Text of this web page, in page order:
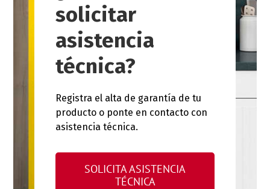
solicitar
asistencia
técnica?
Registra el alta de garantía de tu
producto o ponte en contacto con
asistencia técnica.
SOLICITA ASISTENCIA
TÉCNICA